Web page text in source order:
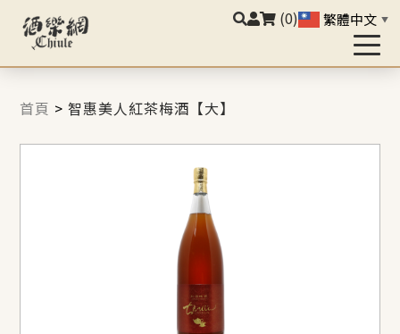
(0) 繁體中文 ▼
首頁 >智惠美人紅茶梅酒【大】